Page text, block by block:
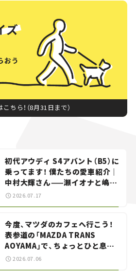
ちら！（8月31日まで）
初代アウディ S4アバント（B5）に
乗ってます！ 僕たちの愛車紹介｜
中村大輝さん——瀬イオナと嶋田
智之の「クルマでざっくばらんば
2026.07.17
今度、マツダのカフェへ行こう！
表参道の「MAZDA TRANS
AOYAMA」で、ちょっとひと息。
——連載｜CCGとクルマでどうす
る？＜第13回＞
2026.07.06